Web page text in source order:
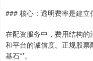
### 核心：透明费率是建立
在配资服务中，费用结构
和平台的诚信度。正规股
基石**。